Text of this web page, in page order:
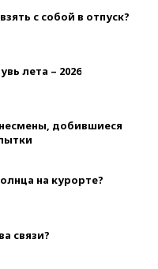
с собой в отпуск?
лета – 2026
добившиеся
на курорте?
связи?